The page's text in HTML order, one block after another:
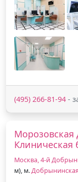
(495) 266-81-94 -
Морозовская
Клиническая
Москва, 4-й
м), м.Добрынинская